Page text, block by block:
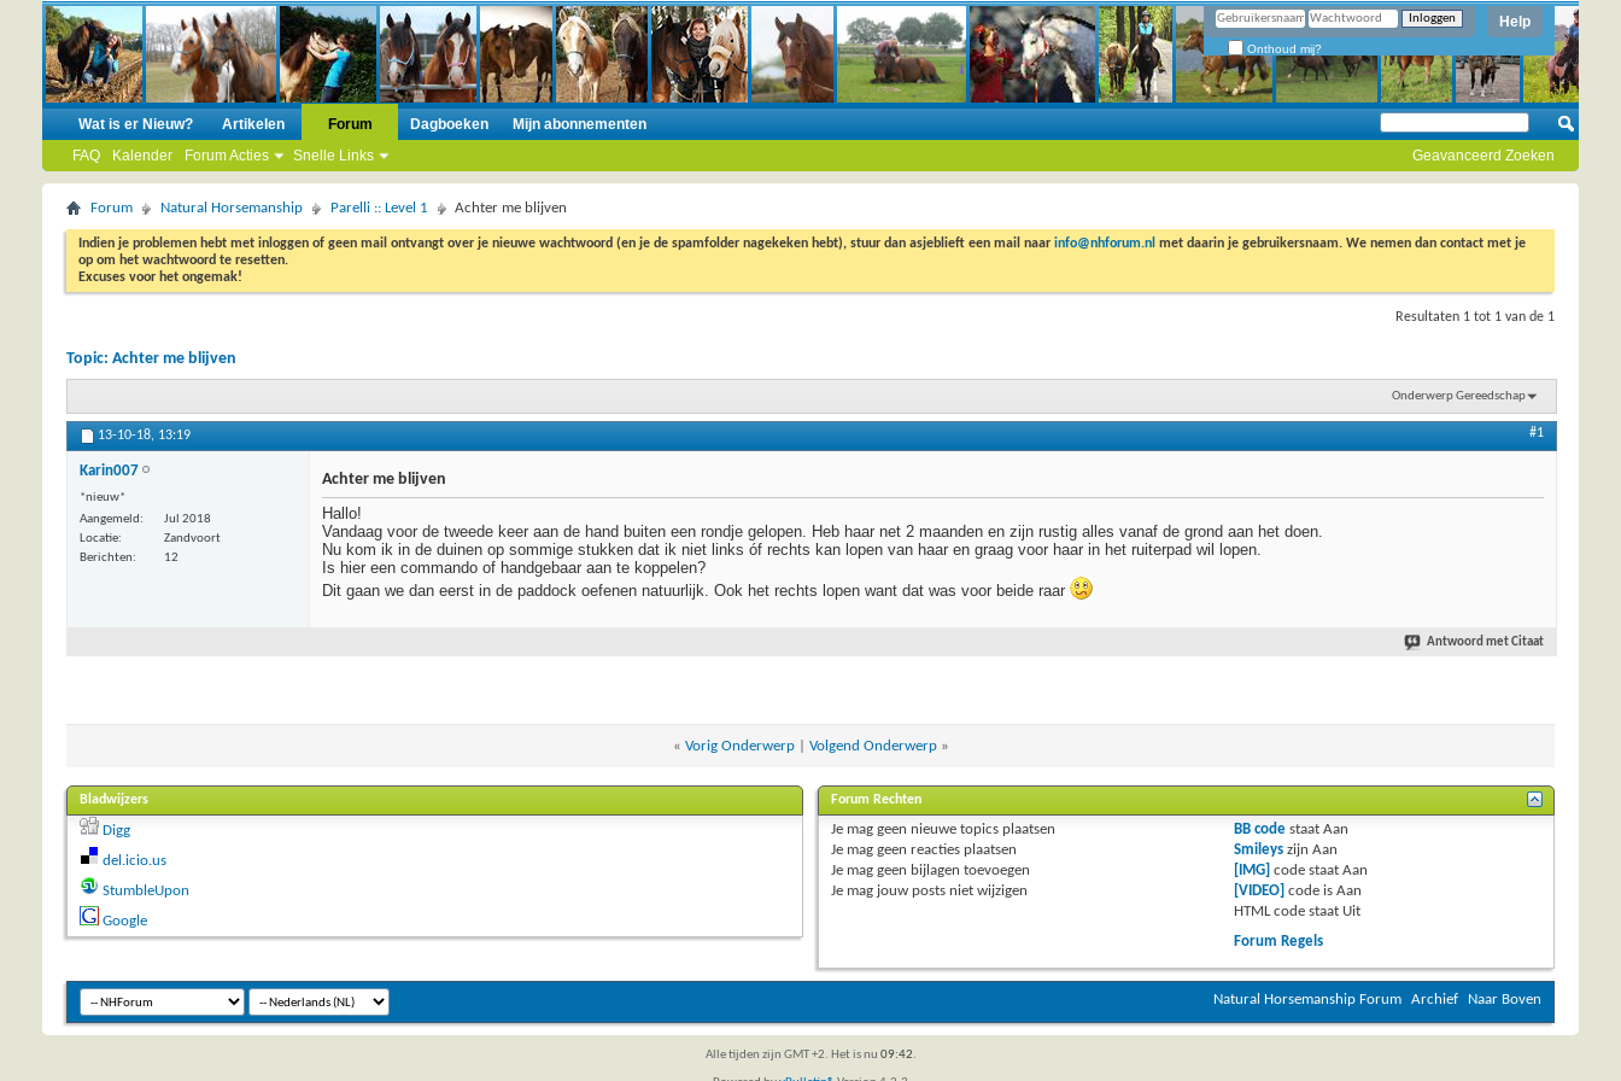
Help
Onthoud mij?
Wat is er Nieuw? Artikelen
Forum
FAQ
Kalender Forum Acties Snelle Links
Dagboeken
Mijn abonnementen
Geavanceerd Zoeken
Forum Natural Horsemanship Parelli :: Level 1 Achter me blijven
Indien je problemen hebt met inloggen of geen mail ontvangt over je nieuwe wachtwoord (en je de spamfolder nagekeken hebt), stuur dan asjeblieft een mail naar info@nhforum.nl met daarin je gebruikersnaam. We nemen dan contact met je
op om het wachtwoord te resetten.
Excuses voor het ongemak!
Resultaten 1 tot 1 van de 1
Topic: Achter me blijven
Onderwerp Gereedschap
13-10-18, 13:19 #1
Karin007
*nieuw*
Aangemeld
Jul 2018
Locatie
Zandvoort
Berichten
12
Achter me blijven
Hallo!
Vandaag voor de tweede keer aan de hand buiten een rondje gelopen. Heb haar net 2 maanden en zijn rustig alles vanaf de grond aan het doen.
Nu kom ik in de duinen op sommige stukken dat ik niet links óf rechts kan lopen van haar en graag voor haar in het ruiterpad wil lopen.
Is hier een commando of handgebaar aan te koppelen?
Dit gaan we dan eerst in de paddock oefenen natuurlijk. Ook het rechts lopen want dat was voor beide raar
Antwoord met Citaat
« Vorig Onderwerp| Volgend Onderwerp »
Bladwijzers
Digg
del.icio.us
StumbleUpon
Google
Forum Rechten
Je mag geen nieuwe topics plaatsen
Je mag geen reacties plaatsen
Je mag geen bijlagen toevoegen
Je mag jouw posts niet wijzigen
BB code staatAan
Smileys zijnAan
[IMG] code staatAan
[VIDEO] code isAan
HTML code staat Uit
Forum Regels
Natural Horsemanship Forum Archief Naar Boven
Alle tijden zijn GMT +2. Het is nu 09:42.